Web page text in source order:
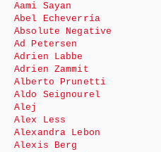
Aami Sayan
Abel Echeverría
Absolute Negative
Ad Petersen
Adrien Labbe
Adrien Zammit
Alberto Prunetti
Aldo Seignourel
Alej
Alex Less
Alexandra Lebon
Alexis Berg